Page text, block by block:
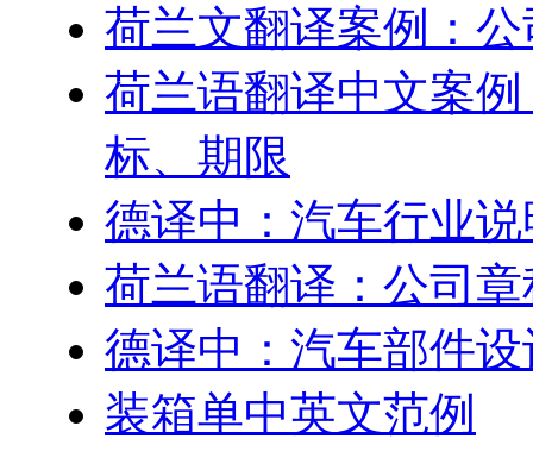
荷兰文翻译案例：
荷兰语翻译中文案
标、期限
德译中：汽车行业
荷兰语翻译：公司
德译中：汽车部件
装箱单中英文范例